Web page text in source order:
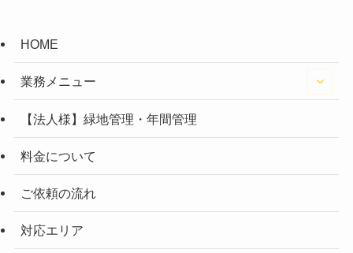
HOME
業務メニュー
【法人様】緑地管理・年間管理
料金について
ご依頼の流れ
対応エリア